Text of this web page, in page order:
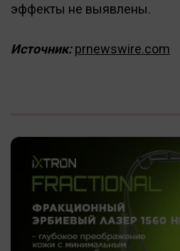
эффекты не выявлены.
Источник: prnewswire.com